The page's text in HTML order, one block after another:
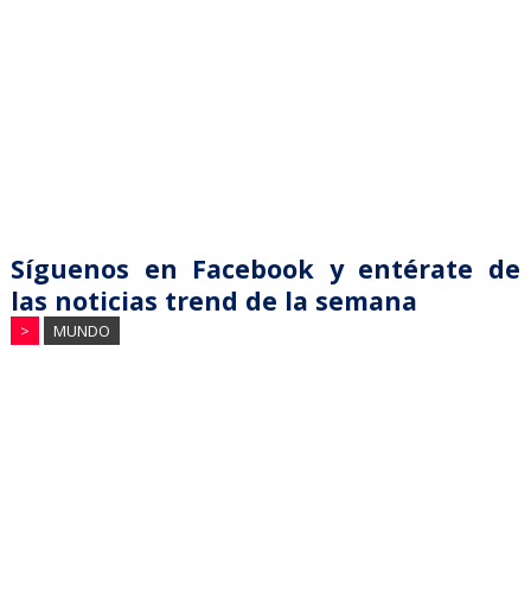
Síguenos en Facebook y entérate de
las noticias trend de la semana
> MUNDO